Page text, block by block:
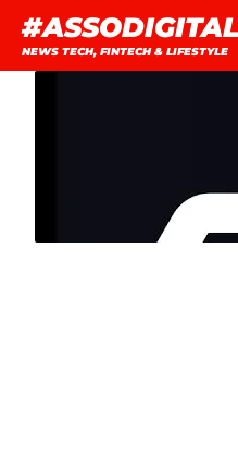
contenuto
NEWS TECH, FINTECH & LIFESTYLE